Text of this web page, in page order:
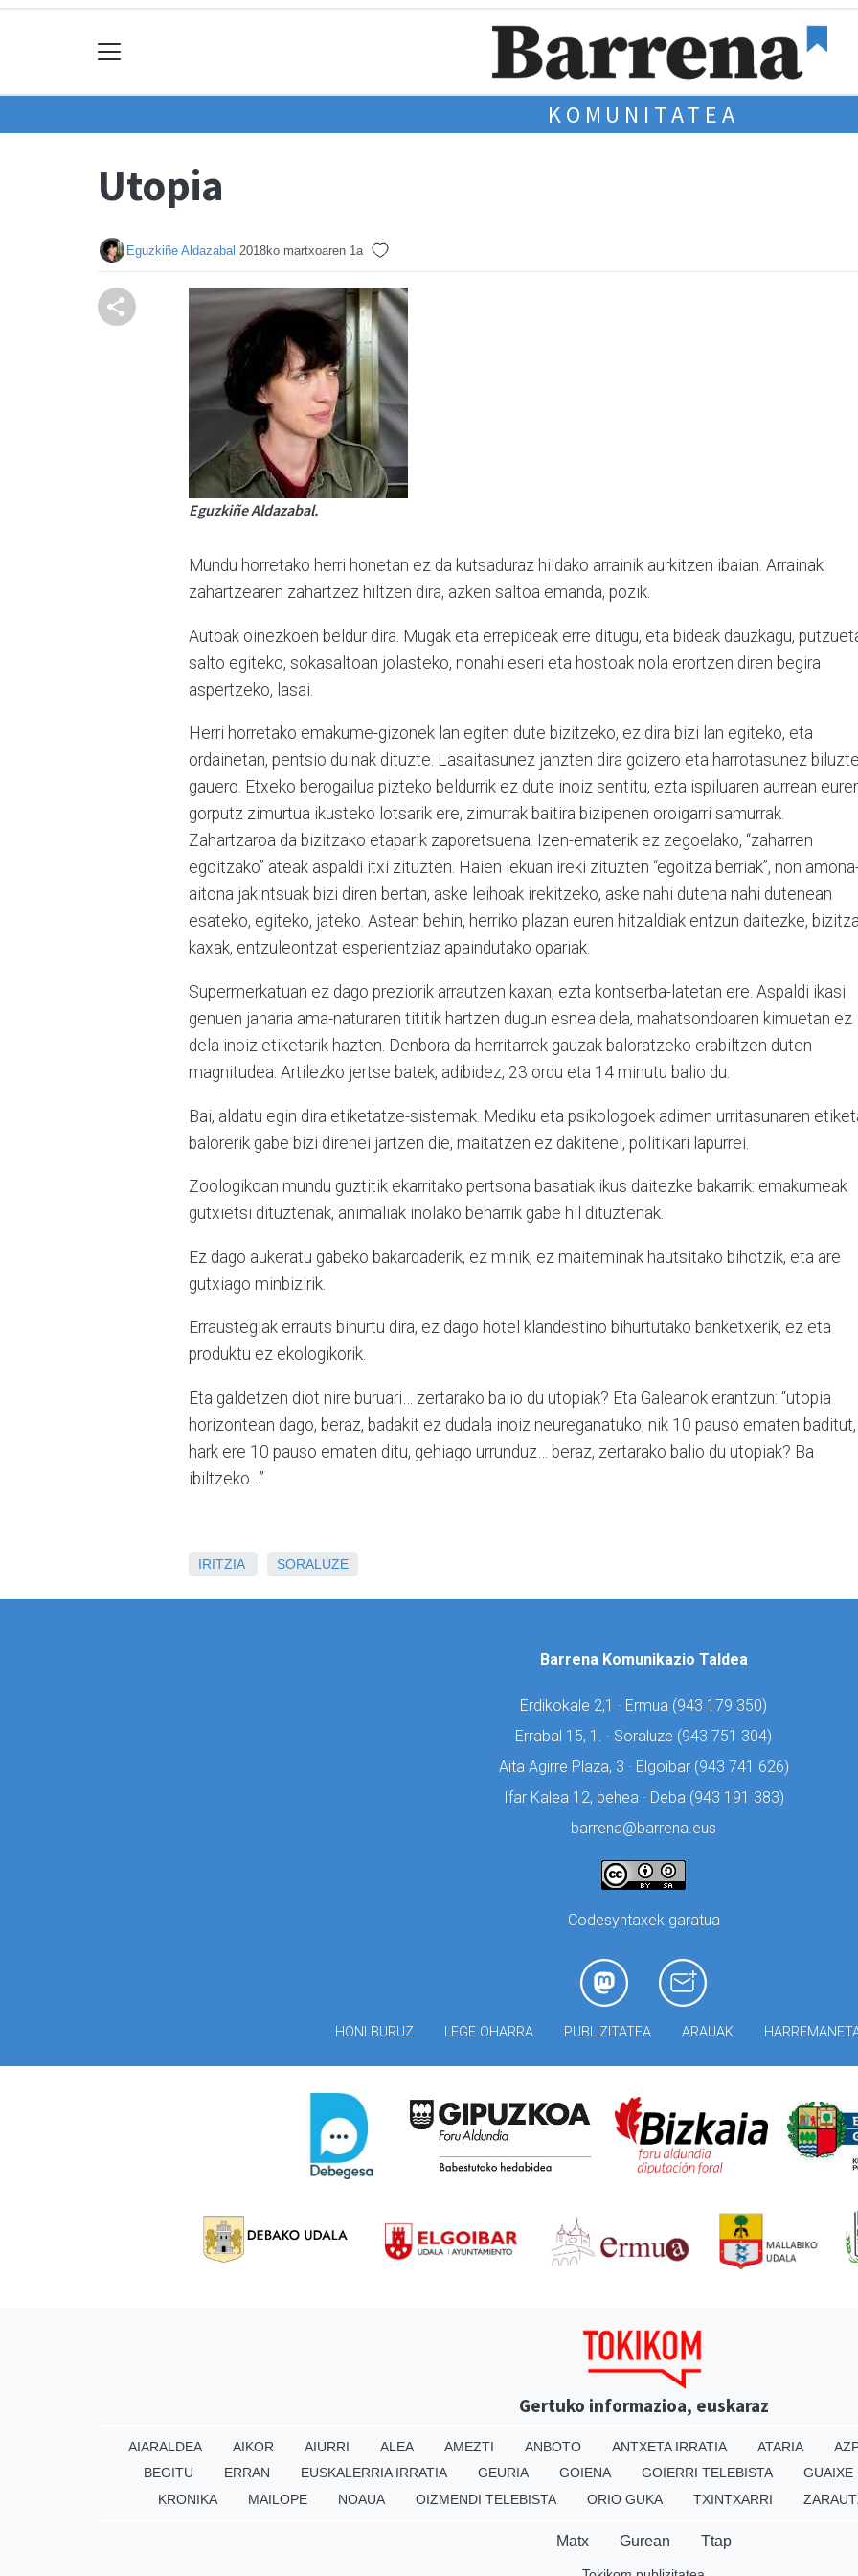
KOMUNITATEA
Utopia
Eguzkiñe Aldazabal 2018ko martxoaren 1a
Eguzkiñe Aldazabal.
Mundu horretako herri honetan ez da kutsaduraz hildako arrainik aurkitzen ibaian. Arrainak
zahartzearen zahartzez hiltzen dira, azken saltoa emanda, pozik.
Autoak oinezkoen beldur dira. Mugak eta errepideak erre ditugu, eta bideak dauzkagu,
salto egiteko, sokasaltoan jolasteko, nonahi eseri eta hostoak nola erortzen diren begira
aspertzeko, lasai.
Herri horretako emakume-gizonek lan egiten dute bizitzeko, ez dira bizi lan egiteko, eta
ordainetan, pentsio duinak dituzte. Lasaitasunez janzten dira goizero eta harrotasunez
gauero. Etxeko berogailua pizteko beldurrik ez dute inoiz sentitu, ezta ispiluaren aurrean
gorputz zimurtua ikusteko lotsarik ere, zimurrak baitira bizipenen oroigarri samurrak.
Zahartzaroa da bizitzako etaparik zaporetsuena. Izen-ematerik ez zegoelako, “zaharren
egoitzako” ateak aspaldi itxi zituzten. Haien lekuan ireki zituzten “egoitza berriak”, non
aitona jakintsuak bizi diren bertan, aske leihoak irekitzeko, aske nahi dutena nahi dutenean
esateko, egiteko, jateko. Astean behin, herriko plazan euren hitzaldiak entzun daitezke,
kaxak, entzuleontzat esperientziaz apaindutako opariak.
Supermerkatuan ez dago preziorik arrautzen kaxan, ezta kontserba-latetan ere. Aspaldi ikasi
genuen janaria ama-naturaren tititik hartzen dugun esnea dela, mahatsondoaren kimuetan ez
dela inoiz etiketarik hazten. Denbora da herritarrek gauzak baloratzeko erabiltzen duten
magnitudea. Artilezko jertse batek, adibidez, 23 ordu eta 14 minutu balio du.
Bai, aldatu egin dira etiketatze-sistemak. Mediku eta psikologoek adimen urritasunaren
balorerik gabe bizi direnei jartzen die, maitatzen ez dakitenei, politikari lapurrei.
Zoologikoan mundu guztitik ekarritako pertsona basatiak ikus daitezke bakarrik: emakumeak
gutxietsi dituztenak, animaliak inolako beharrik gabe hil dituztenak.
Ez dago aukeratu gabeko bakardaderik, ez minik, ez maiteminak hautsitako bihotzik, eta are
gutxiago minbizirik.
Erraustegiak errauts bihurtu dira, ez dago hotel klandestino bihurtutako banketxerik, ez eta
produktu ez ekologikorik.
Eta galdetzen diot nire buruari… zertarako balio du utopiak? Eta Galeanok erantzun: “utopia
horizontean dago, beraz, badakit ez dudala inoiz neureganatuko; nik 10 pauso ematen baditut,
hark ere 10 pauso ematen ditu, gehiago urrunduz… beraz, zertarako balio du utopiak? Ba
ibiltzeko…”
IRITZIA SORALUZE
Barrena Komunikazio Taldea
Erdikokale 2,1 · Ermua (943 179 350)
Errabal 15, 1. · Soraluze (943 751 304)
Aita Agirre Plaza, 3 · Elgoibar (943 741 626)
Ifar Kalea 12, behea · Deba (943 191 383)
barrena@barrena.eus
Codesyntaxek garatua
HONI BURUZ LEGE OHARRA PUBLIZITATEA ARAUAK
Gertuko informazioa, euskaraz
AIARALDEA AIKOR AIURRI ALEA AMEZTI ANBOTO ANTXETA IRRATIA ATARIA
BEGITU
ERRAN EUSKALERRIA IRRATIA GEURIA GOIENA GOIERRI TELEBISTA GUAIXE
KRONIKA
MAILOPE NOAUA OIZMENDI TELEBISTA ORIO GUKA TXINTXARRI
Matx Gurean Ttap